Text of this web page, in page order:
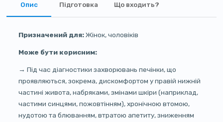
Опис Підготовка Що входить?
Призначений для:Жінок, чоловіків
Може бути корисним:
→ Під час діагностики захворювань печінки, що
проявляються, зокрема, дискомфортом у правій нижній
частині живота, набряками, змінами шкіри (наприклад,
частими синцями, пожовтінням), хронічною втомою,
нудотою та блюванням, втратою апетиту, зниженням